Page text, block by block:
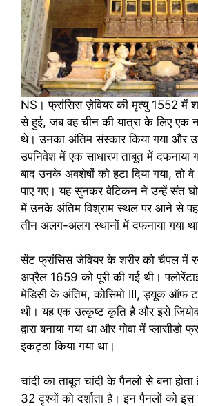
NS। फ्रांसिस ज़ेवियर की मृत्यु 1552 में
से हुई, जब वह चीन की यात्रा के लिए एक
थे। उनका अंतिम संस्कार किया गया और
उपनिवेश में एक साधारण ताबूत में
बाद उनके अवशेषों को हटा दिया गया, तो वे
पाए गए। यह सुनकर वेटिकन ने उन्हें संत
में उनके अंतिम विश्राम स्थल पर आने से
तीन अलग-अलग स्थानों में दफनाया गया
सेंट फ्रांसिस जेवियर के शरीर को चैपल में
अप्रैल 1659 को पूरी की गई थी।
मेडिसी के अंतिम, कोसिमो III, ड्यूक ऑफ
थी। यह एक उत्कृष्ट कृति है और इसे
द्वारा बनाया गया था और गोवा में प्लासीडो
इकट्ठा किया गया था।
चांदी का ताबूत चांदी के पैनलों से बना
32 दृश्यों को दर्शाता है। इन पैनलों को इस